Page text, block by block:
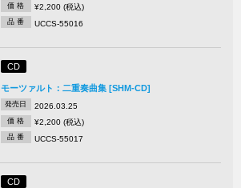
価 格 ¥2,200 (税込)
品 番 UCCS-55016
CD
モーツァルト：二重奏曲集 [SHM-CD]
発売日 2026.03.25
価 格 ¥2,200 (税込)
品 番 UCCS-55017
CD